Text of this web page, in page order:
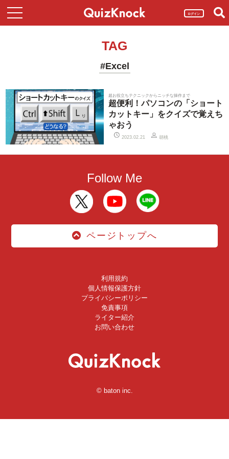
ログイン
TAG
#Excel
超お役立ちテクニックからニッチな操作まで
超便利！パソコンの「ショート
カットキー」をクイズで覚えち
ゃおう
2023.02.21 胡桃
Follow Me
ページトップへ
利用規約
個人情報保護方針
プライバシーポリシー
免責事項
ライター紹介
お問い合わせ
© baton inc.